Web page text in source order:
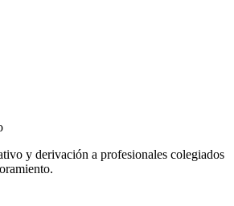
y derivación a profesionales colegiados